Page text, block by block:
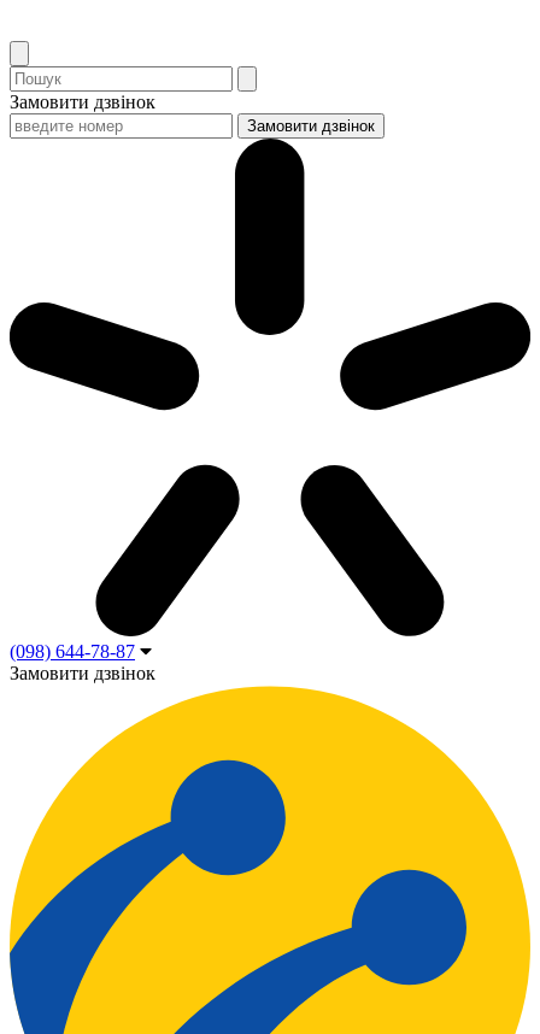
Замовити дзвінок
(098) 644-78-87
Замовити дзвінок